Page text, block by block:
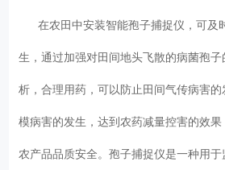
在农田中安装智能孢子捕捉仪，可及
生，通过加强对田间地头飞散的病菌孢子
析，合理用药，可以防止田间气传病害的
模病害的发生，达到农药减量控害的效果
农产品品质安全。孢子捕捉仪是一种用